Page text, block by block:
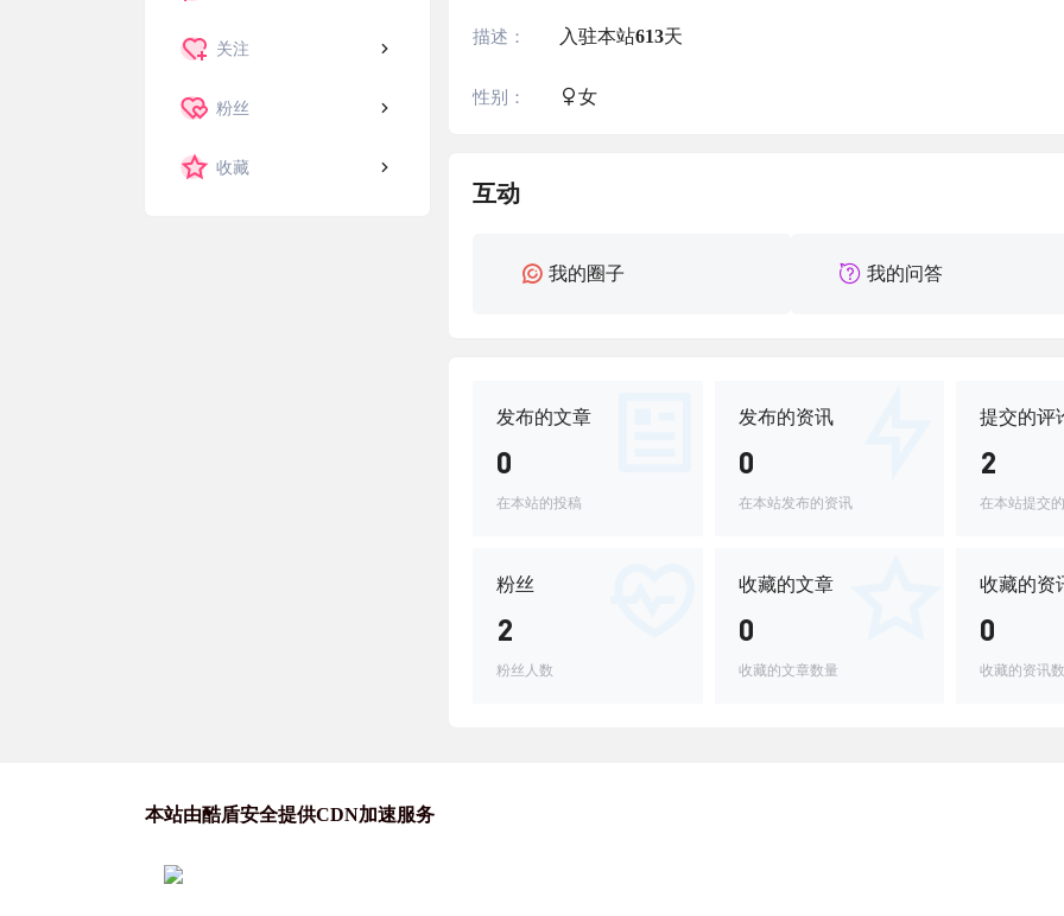
关注
粉丝
收藏
描述： 入驻本站613天
性别： 女
互动
我的圈子 我的问答
发布的文章
0
在本站的投稿
发布的资讯
0
在本站发布的资讯
提交的评
2
在本站提交
粉丝
2
粉丝人数
收藏的文章
0
收藏的文章数量
收藏的资
0
收藏的资讯
本站由酷盾安全提供CDN加速服务